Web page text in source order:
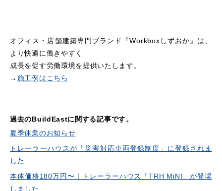
オフィス・店舗建築専門ブランド『Workboxしずおか』は、
より快適に働きやすく
成長を促す労働環境を提供いたします。
→ 施工例はこちら
過去のBuildEastに関する記事です。
夏季休業のお知らせ
トレーラーハウスが「災害対応車両登録制度」に登録されま
した
本体価格180万円〜｜トレーラーハウス「TRH MiNI」が登場
しました